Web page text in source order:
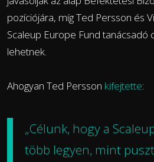
pozíciójára, míg Ted Persson és
Scaleup Europe Fund tanácsadó
lehetnek.
Ahogyan Ted Persson kifejtette:
„Célunk, hogy a
több legyen, mint